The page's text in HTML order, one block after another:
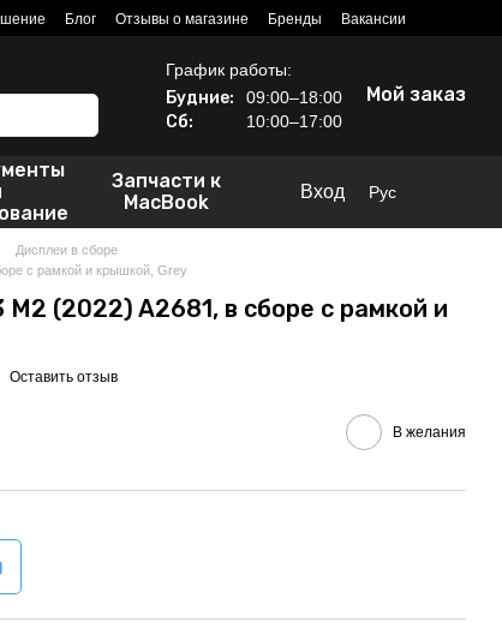
Блог Отзывы о магазине Бренды Вакансии
График работы:
Будние: 09:00–18:00
Сб: 10:00–17:00
Мой заказ
Запчасти к
MacBook
Вход Рус
Дисплеи в сборе
с рамкой и крышкой, Grey
(2022) A2681, в сборе с рамкой и
Оставить отзыв
В желания